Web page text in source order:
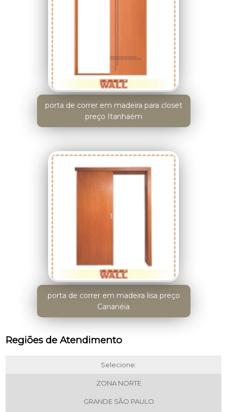
porta de correr em madeira para closet
preço Itanhaém
porta de correr em madeira lisa preço
Cananéia
Regiões de Atendimento
Selecione:
ZONA NORTE
GRANDE SÃO PAULO